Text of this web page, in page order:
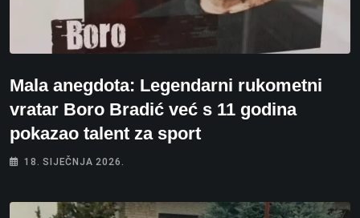
Mala anegdota: Legendarni rukometni
vratar Boro Bradić već s 11 godina
pokazao talent za sport
18. SIJEČNJA 2026.